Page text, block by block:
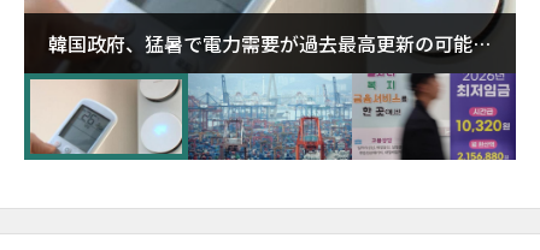
韓国政府、猛暑で電力需要が過去最高更新の可能性
に需給対応体制を点検